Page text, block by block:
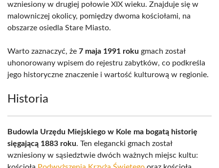
wzniesiony w drugiej połowie XIX wieku. Znajduje się w
malowniczej okolicy, pomiędzy dwoma kościołami, na
obszarze osiedla Stare Miasto.
Warto zaznaczyć, że 7 maja 1991 roku gmach został
uhonorowany wpisem do rejestru zabytków, co podkreśla
jego historyczne znaczenie i wartość kulturową w regionie.
Historia
Budowla Urzędu Miejskiego w Kole ma bogatą historię
sięgającą 1883 roku. Ten elegancki gmach został
wzniesiony w sąsiedztwie dwóch ważnych miejsc kultu: